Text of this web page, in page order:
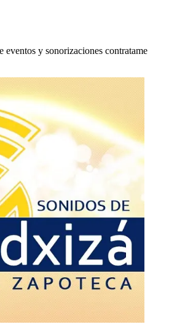
eventos y sonorizaciones contratame